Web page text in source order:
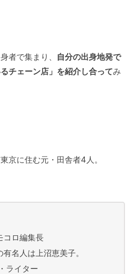
者で集まり、 自分の出身地発で
チェーン店」を紹介し合ってみ
京に住む元・田舎者4人。
コロ編集長
名人は上沼恵美子。
ライター